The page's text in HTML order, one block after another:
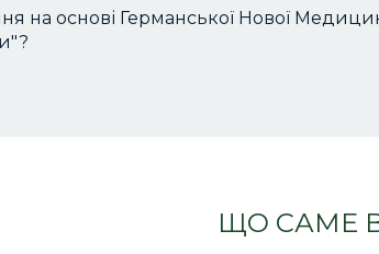
на основі Германської Нової
ЩО САМЕ